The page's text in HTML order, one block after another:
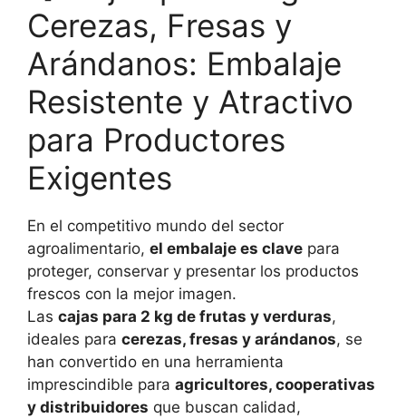
Cerezas, Fresas y
Arándanos: Embalaje
Resistente y Atractivo
para Productores
Exigentes
En el competitivo mundo del sector
agroalimentario, el embalaje es clave para
proteger, conservar y presentar los productos
frescos con la mejor imagen.
Las cajas para 2 kg de frutas y verduras,
ideales para cerezas, fresas y arándanos, se
han convertido en una herramienta
imprescindible para agricultores, cooperativas
y distribuidores que buscan calidad,